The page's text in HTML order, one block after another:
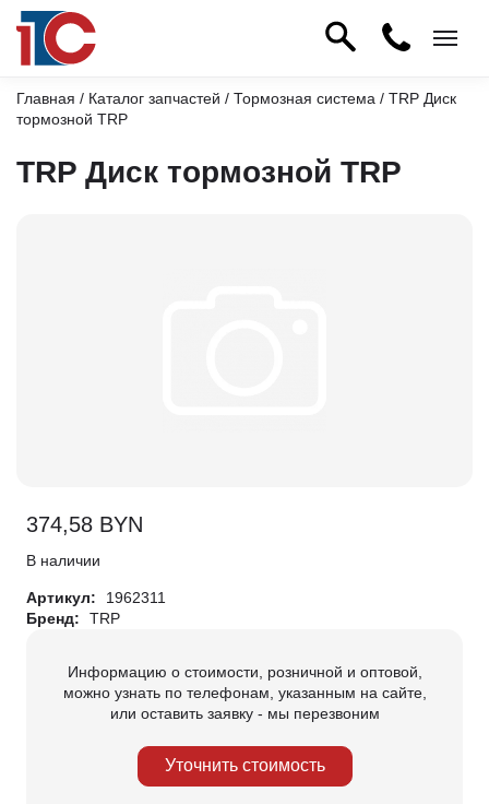
Главная / Каталог запчастей / Тормозная система / TRP Диск
тормозной TRP
TRP Диск тормозной TRP
374,58 BYN
В наличии
Артикул:
1962311
Бренд:
TRP
Информацию о стоимости, розничной и оптовой,
можно узнать по телефонам, указанным на сайте,
или оставить заявку - мы перезвоним
Уточнить стоимость